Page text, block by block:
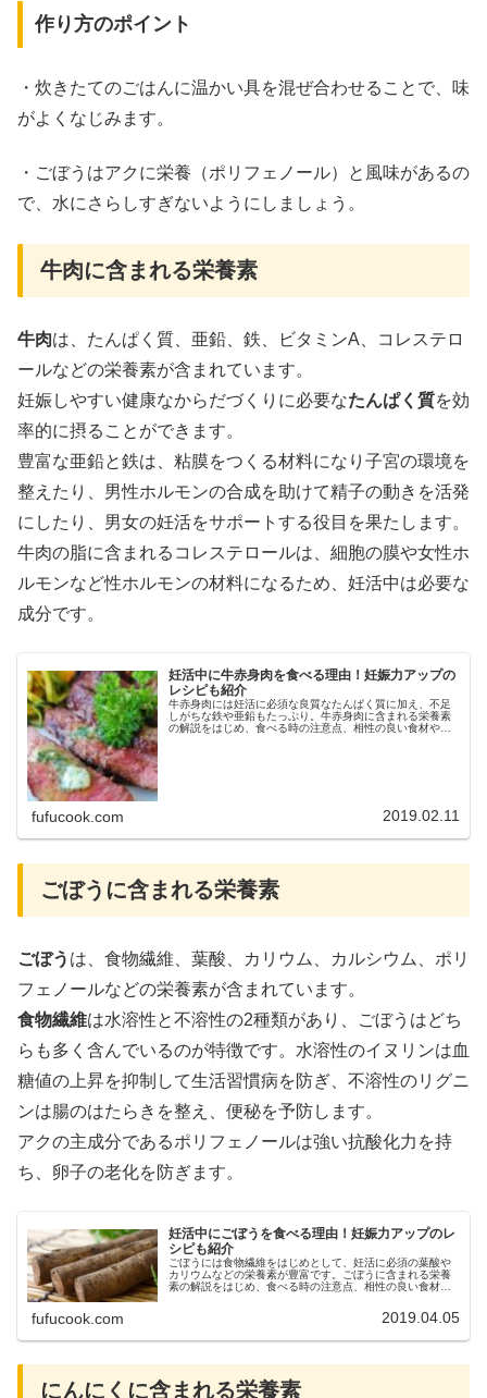
作り方のポイント
・炊きたてのごはんに温かい具を混ぜ合わせることで、味
がよくなじみます。
・ごぼうはアクに栄養（ポリフェノール）と風味があるの
で、水にさらしすぎないようにしましょう。
牛肉に含まれる栄養素
牛肉は、たんぱく質、亜鉛、鉄、ビタミンA、コレステロ
ールなどの栄養素が含まれています。
妊娠しやすい健康なからだづくりに必要なたんぱく質を効
率的に摂ることができます。
豊富な亜鉛と鉄は、粘膜をつくる材料になり子宮の環境を
整えたり、男性ホルモンの合成を助けて精子の動きを活発
にしたり、男女の妊活をサポートする役目を果たします。
牛肉の脂に含まれるコレステロールは、細胞の膜や女性ホ
ルモンなど性ホルモンの材料になるため、妊活中は必要な
成分です。
妊活中に牛赤身肉を食べる理由！妊娠力アップの
レシピも紹介
牛赤身肉には妊活に必須な良質なたんぱく質に加え、不足
しがちな鉄や亜鉛もたっぷり。牛赤身肉に含まれる栄養素
の解説をはじめ、食べる時の注意点、相性の良い食材や牛
fufucook.com 2019.02.11
ごぼうに含まれる栄養素
ごぼう は、食物繊維、葉酸、カリウム、カルシウム、ポリ
フェノールなどの栄養素が含まれています。
食物繊維は水溶性と不溶性の2種類があり、ごぼうはどち
らも多く含んでいるのが特徴です。水溶性のイヌリンは血
糖値の上昇を抑制して生活習慣病を防ぎ、不溶性のリグニ
ンは腸のはたらきを整え、便秘を予防します。
アクの主成分であるポリフェノールは強い抗酸化力を持
ち、卵子の老化を防ぎます。
妊活中にごぼうを食べる理由！妊娠力アップのレ
シピも紹介
ごぼうには食物繊維をはじめとして、妊活に必須の葉酸や
カリウムなどの栄養素が豊富です。ごぼうに含まれる栄養
素の解説をはじめ、食べる時の注意点、相性の良い食材や
fufucook.com 2019.04.05
にんにくに含まれる栄養素